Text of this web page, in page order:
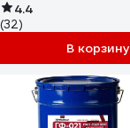
4.4
(32)
В корзину